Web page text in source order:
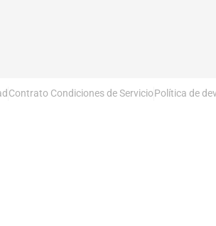
Contrato Condiciones de ServicioPolítica de